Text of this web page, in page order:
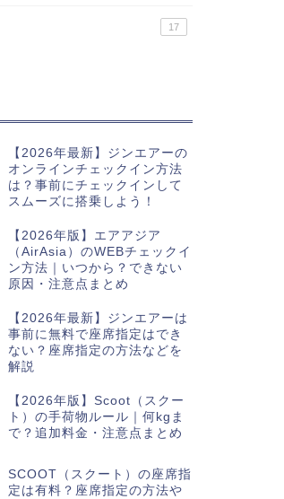
17
【2026年最新】ジンエアーの
オンラインチェックイン方法
は？事前にチェックインして
スムーズに搭乗しよう！
【2026年版】エアアジア
（AirAsia）のWEBチェックイ
ン方法｜いつから？できない
原因・注意点まとめ
【2026年最新】ジンエアーは
事前に無料で座席指定はでき
ない？座席指定の方法などを
解説
【2026年版】Scoot（スクー
ト）の手荷物ルール｜何kgま
で？追加料金・注意点まとめ
SCOOT（スクート）の座席指
定は有料？座席指定の方法や